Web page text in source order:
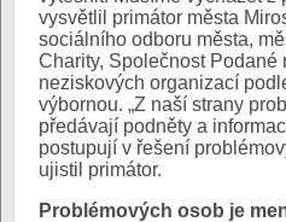
vysvětlil primátor města
sociálního odboru města,
Charity, Společnost Podané
neziskových organizací
výbornou. „Z naší strany
předávají podněty a
postupují v řešení
ujistil primátor.
Problémových osob je